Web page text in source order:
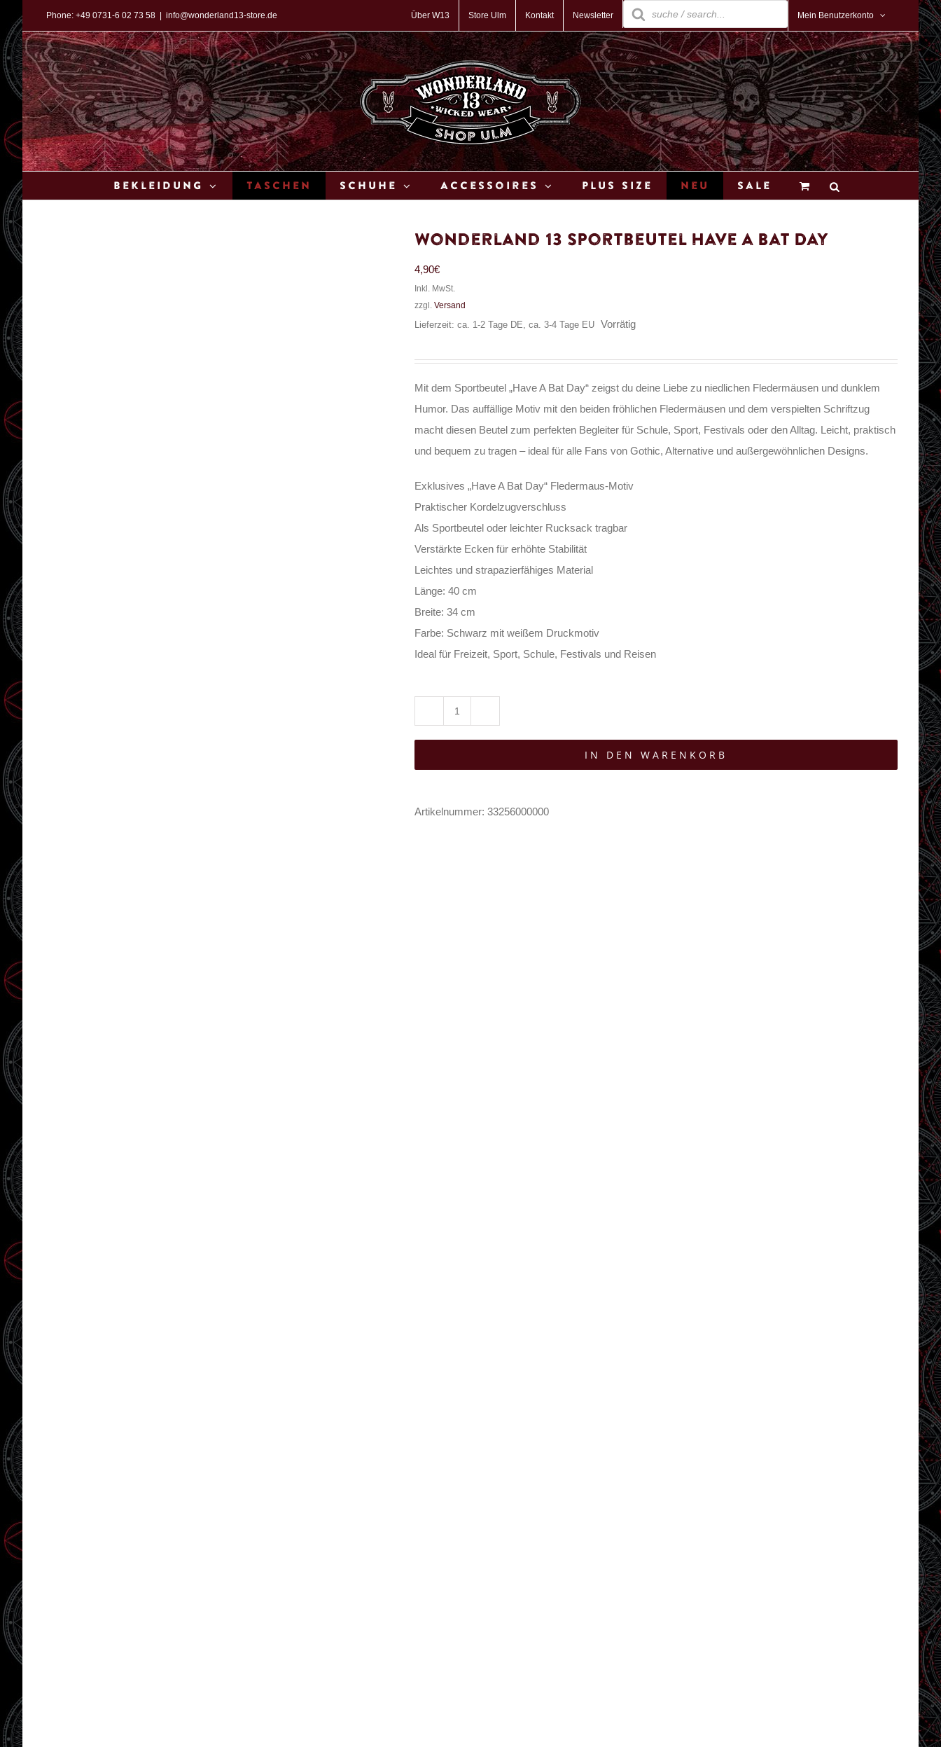
Inhalt
springen
Phone: +49 0731-6 02 73 58 info@wonderland13-store.de Über W13 Store Ulm Kontakt Newsletter
Products
search
Mein Benutzerkonto
Bekleidung Taschen Schuhe Accessoires Plus Size Neu Sale
Wonderland 13 Sportbeutel Have a Bat Day
4,90€
Inkl. MwSt.
zzgl. Versand
Lieferzeit: ca. 1-2 Tage DE, ca. 3-4 Tage EU
Vorrätig
Mit dem Sportbeutel „Have A Bat Day“ zeigst du deine Liebe zu niedlichen Fledermäusen und dunklem
Humor. Das auffällige Motiv mit den beiden fröhlichen Fledermäusen und dem verspielten Schriftzug
macht diesen Beutel zum perfekten Begleiter für Schule, Sport, Festivals oder den Alltag. Leicht, praktisch
und bequem zu tragen – ideal für alle Fans von Gothic, Alternative und außergewöhnlichen Designs.
Exklusives „Have A Bat Day“ Fledermaus-Motiv
Praktischer Kordelzugverschluss
Als Sportbeutel oder leichter Rucksack tragbar
Verstärkte Ecken für erhöhte Stabilität
Leichtes und strapazierfähiges Material
Länge: 40 cm
Breite: 34 cm
Farbe: Schwarz mit weißem Druckmotiv
Ideal für Freizeit, Sport, Schule, Festivals und Reisen
13
IN DEN WARENKORB
Artikelnummer: 33256000000